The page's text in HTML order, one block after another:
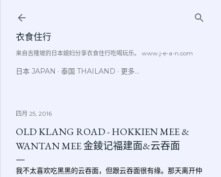
衣食住行
来自吉隆坡的日本媳妇分享衣食住行吃喝玩乐。 www.j-e-a-n.com
日本 JAPAN 泰国 THAILAND 更多…
四月 25, 2016
OLD KLANG ROAD - HOKKIEN MEE &
WANTAN MEE 金錂记福建面&云吞面
我不太喜欢吃黑黑的云吞面，但跟云吞面很有缘。那天离开仲